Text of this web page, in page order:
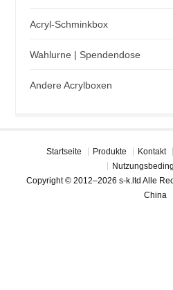
Acryl-Schminkbox
Wahlurne | Spendendose
Andere Acrylboxen
Startseite Produkte Kontakt
Copyright © 2012–2026 s-k.ltd Alle
China